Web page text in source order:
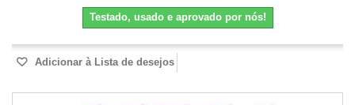
Testado, usado e aprovado por nós!
Adicionar à Lista de desejos